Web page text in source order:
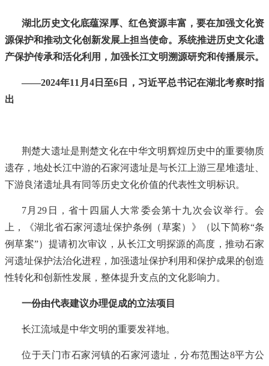
湖北历史文化底蕴深厚、红色资源丰富，要在加强文化资
源保护和推动文化创新发展上担当使命。系统推进历史文化遗
产保护传承和活化利用，加强长江文明溯源研究和传播展示。
——2024年11月4日至6日，习近平总书记在湖北考察时指
出
荆楚大遗址是荆楚文化在中华文明辉煌历史中的重要物质
遗存，地处长江中游的石家河遗址是与长江上游三星堆遗址、
下游良渚遗址具有同等历史文化价值的代表性文明标识。
7月29日，省十四届人大常委会第十九次会议举行。会
上，《湖北省石家河遗址保护条例（草案）》（以下简称“条
例草案”）提请初次审议，从长江文明探源的高度，推动石家
河遗址保护法治化进程，加强遗址保护利用和保护成果的创造
性转化和创新性发展，整体提升支点的文化影响力。
一份由代表建议办理促成的立法项目
长江流域是中华文明的重要发祥地。
位于天门市石家河镇的石家河遗址，分布范围达8平方公